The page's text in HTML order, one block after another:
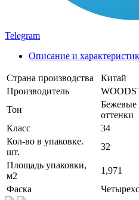
Telegram
Описание и
Страна производства
Китай
Производитель
Тон
Бежевые
оттенки
Класс
34
Кол-во в упаковке.
шт.
32
Площадь упаковки,
м2
1,971
Фаска